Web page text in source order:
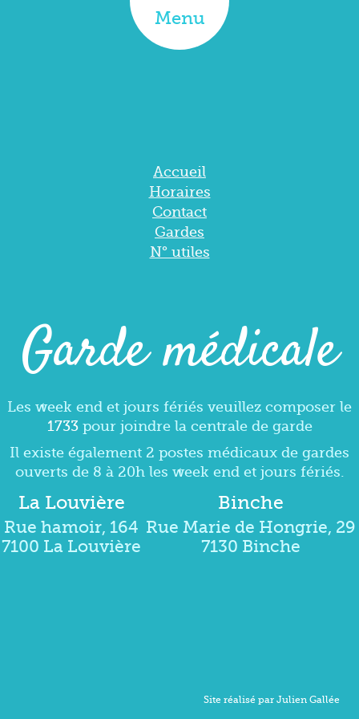
Menu
Accueil
Horaires
Contact
Gardes
N° utiles
Garde médicale
Les week end et jours fériés veuillez composer le
1733pour joindre la centrale de garde
Il existe également 2 postes médicaux de gardes
ouverts de 8 à 20h les week end et jours fériés.
La Louvière Binche
Rue hamoir, 164
7100 La Louvière
Rue Marie de Hongrie, 29
7130 Binche
Site réalisé par Julien Gallée